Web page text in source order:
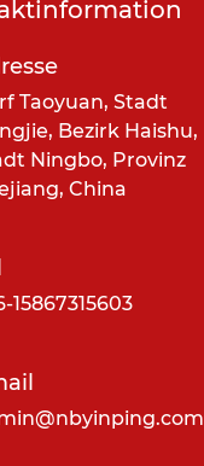
Taoyuan, Stadt
Bezirk Haishu,
Ningbo, Provinz
China
15867315603